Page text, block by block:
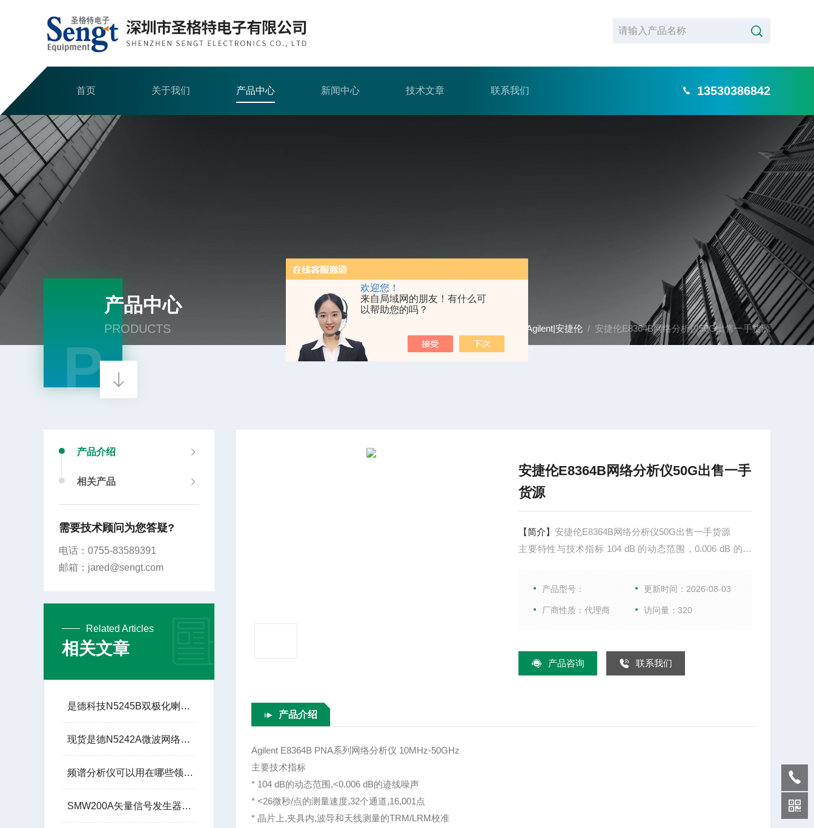
欢迎您！
来自局域网的朋友！有什么可
以帮助您的吗？
首页 关于我们 产品中心 新闻中心 技术文章 联系我们 13530386842
产品中心
PRODUCTS
P
当前位置： Agilent|安捷伦 / 安捷伦E8364B网络分析仪50G出售一手货源
安捷伦E8364B网络分析仪50G出售一手
货源
【简介】 安捷伦E8364B网络分析仪50G出售一手货源
主要特性与技术指标 104 dB 的动态范围，0.006 dB 的迹
片上、夹具内、波导和天线测量的 TRM/LRM 校准 混频器
产品型号： 更新时间：2026-08-03
厂商性质：代理商 访问量：320
产品咨询 联系我们
产品介绍
Agilent E8364B PNA系列网络分析仪 10MHz-50GHz
主要技术指标
* 104 dB的动态范围,<0.006 dB的迹线噪声
* <26微秒/点的测量速度,32个通道,16,001点
* 晶片上,夹具内,波导和天线测量的TRM/LRM校准
产品介绍
相关产品
需要技术顾问为您答疑?
电话：0755-83589391
邮箱：jared@sengt.com
Related Articles
相关文章
是德科技N5245B双极化喇叭天线驻波比测试
现货是德N5242A微波网络分析仪10M至26.5G租赁出租
频谱分析仪可以用在哪些领域？
SMW200A矢量信号发生器是无线通信的“信号画笔”